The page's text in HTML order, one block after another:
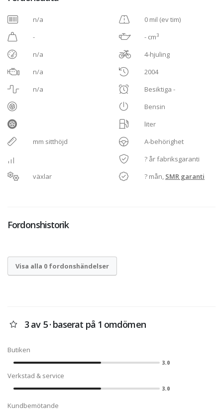
n/a
-
n/a
n/a
n/a
mm sitthöjd
växlar
0 mil (ev tim)
- cm3
4-hjuling
2004
Besiktiga -
Bensin
liter
A-behörighet
? år fabriksgaranti
? mån, SMR garanti
Fordonshistorik
Visa alla 0 fordonshändelser
3 av 5 · baserat på 1 omdömen
Butiken
3.0
Verkstad & service
3.0
Kundbemötande